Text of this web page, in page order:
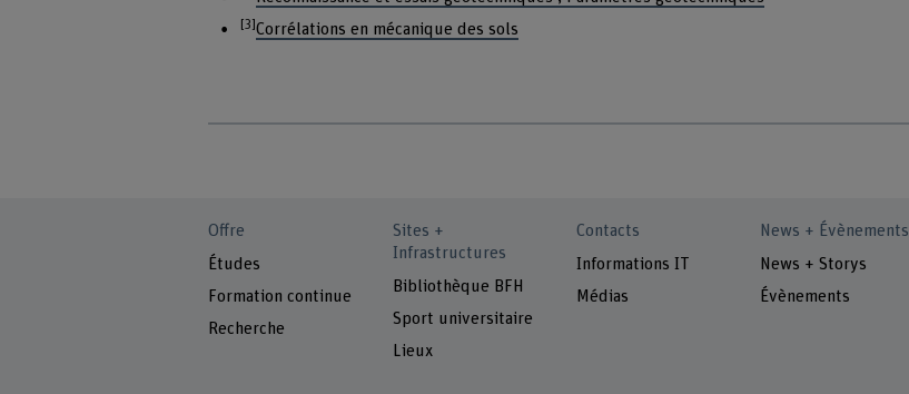
[3]Corrélations en mécanique des sols
Offre
Études
Formation continue
Recherche
Sites +
Infrastructures
Bibliothèque BFH
Sport universitaire
Lieux
Contacts
Informations IT
Médias
News + Évènements
News + Storys
Évènements